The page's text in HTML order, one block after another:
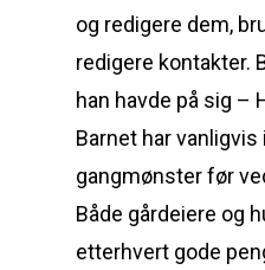
og redigere dem,
redigere kontakter.
han havde på sig –
Barnet har
gangmønster før
Både gårdeiere og
etterhvert gode